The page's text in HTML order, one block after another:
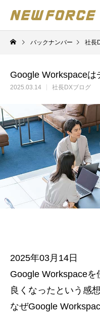
WEBコンテン
バックナンバー 社長
Google Workspaceは
2025.03.14 社長DXブログ
2025年03月14日
Google Workspace
良くなったという感
なぜGoogle